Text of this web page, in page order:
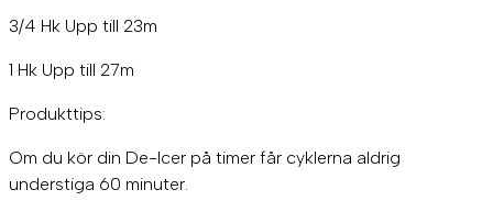
3/4 Hk Upp till 23m
1 Hk Upp till 27m
Produkttips:
Om du kör din De-Icer på timer får cyklerna aldrig
understiga 60 minuter.